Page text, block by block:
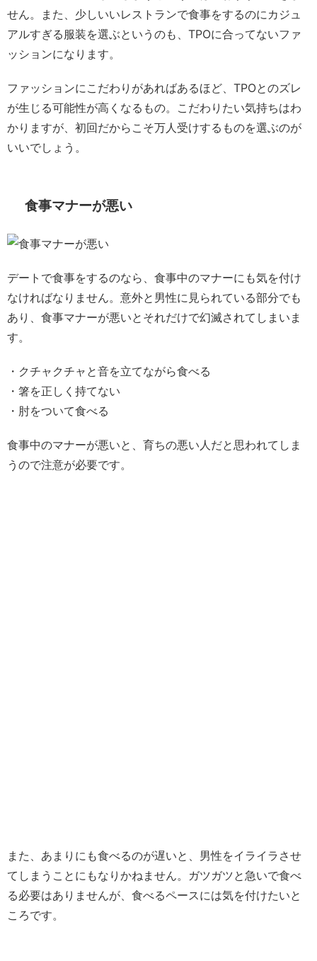
せん。また、少しいいレストランで食事をするのにカジュ
アルすぎる服装を選ぶというのも、TPOに合ってないファ
ッションになります。
ファッションにこだわりがあればあるほど、TPOとのズレ
が生じる可能性が高くなるもの。こだわりたい気持ちはわ
かりますが、初回だからこそ万人受けするものを選ぶのが
いいでしょう。
食事マナーが悪い
デートで食事をするのなら、食事中のマナーにも気を付け
なければなりません。意外と男性に見られている部分でも
あり、食事マナーが悪いとそれだけで幻滅されてしまいま
す。
・クチャクチャと音を立てながら食べる
・箸を正しく持てない
・肘をついて食べる
食事中のマナーが悪いと、育ちの悪い人だと思われてしま
うので注意が必要です。
また、あまりにも食べるのが遅いと、男性をイライラさせ
てしまうことにもなりかねません。ガツガツと急いで食べ
る必要はありませんが、食べるペースには気を付けたいと
ころです。